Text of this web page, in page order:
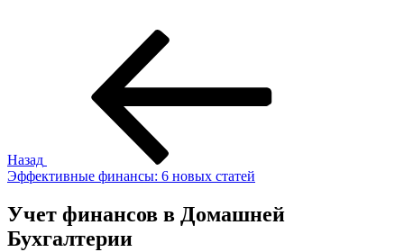
Назад
Эффективные финансы: 6 новых статей
Учет финансов в Домашней
Бухгалтерии